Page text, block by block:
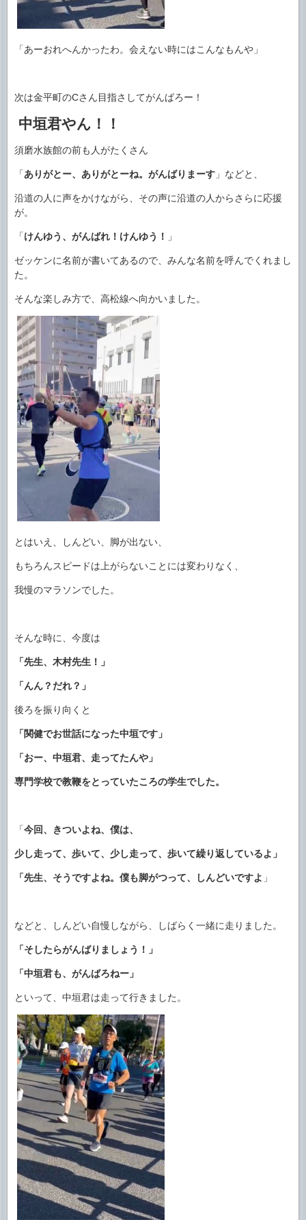
「あーおれへんかったわ。会えない時にはこんなもんや」
次は金平町のCさん目指さしてがんばろー！
中垣君やん！！
須磨水族館の前も人がたくさん
「ありがとー、ありがとーね。がんばりまーす 」などと、
沿道の人に声をかけながら、その声に沿道の人からさらに応援
が。
「けんゆう、がんばれ！けんゆう！ 」
ゼッケンに名前が書いてあるので、みんな名前を呼んでくれまし
た。
そんな楽しみ方で、高松線へ向かいました。
とはいえ、しんどい、脚が出ない、
もちろんスピードは上がらないことには変わりなく、
我慢のマラソンでした。
そんな時に、今度は
「先生、木村先生！」
「んん？だれ？」
後ろを振り向くと
「関健でお世話になった中垣です」
「おー、中垣君、走ってたんや」
専門学校で教鞭をとっていたころの学生でした。
「今回、きついよね、僕は、
少し走って、歩いて、少し走って、歩いて繰り返しているよ」
「先生、そうですよね。僕も脚がつって、しんどいですよ 」
などと、しんどい自慢しながら、しばらく一緒に走りました。
「そしたらがんばりましょう！」
「中垣君も、がんばろねー」
といって、中垣君は走って行きました。